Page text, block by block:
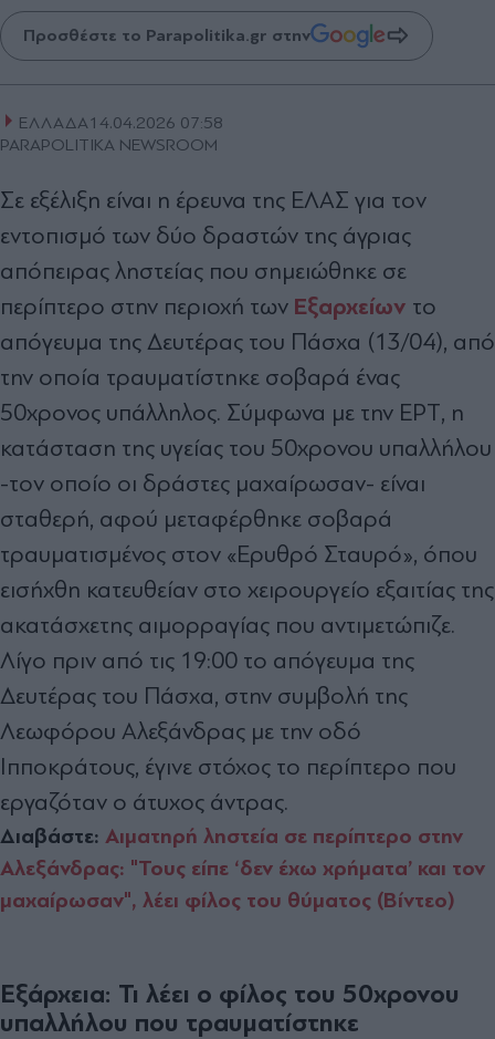
Προσθέστε το Parapolitika.gr στην
ΕΛΛΑΔΑ14.04.2026 07:58
PARAPOLITIKA NEWSROOM
Σε εξέλιξη είναι η έρευνα της ΕΛΑΣ για τον
εντοπισμό των δύο δραστών της άγριας
απόπειρας ληστείας που σημειώθηκε σε
περίπτερο στην περιοχή των Εξαρχείων το
απόγευμα της Δευτέρας του Πάσχα (13/04), από
την οποία τραυματίστηκε σοβαρά ένας
50χρονος υπάλληλος. Σύμφωνα με την ΕΡΤ, η
κατάσταση της υγείας του 50χρονου υπαλλήλου
-τον οποίο οι δράστες μαχαίρωσαν- είναι
σταθερή, αφού μεταφέρθηκε σοβαρά
τραυματισμένος στον «Ερυθρό Σταυρό», όπου
εισήχθη κατευθείαν στο χειρουργείο εξαιτίας της
ακατάσχετης αιμορραγίας που αντιμετώπιζε.
Λίγο πριν από τις 19:00 το απόγευμα της
Δευτέρας του Πάσχα, στην συμβολή της
Λεωφόρου Αλεξάνδρας με την οδό
Ιπποκράτους, έγινε στόχος το περίπτερο που
εργαζόταν ο άτυχος άντρας.
Διαβάστε: Αιματηρή ληστεία σε περίπτερο στην
Αλεξάνδρας: "Τους είπε ‘δεν έχω χρήματα’ και τον
μαχαίρωσαν", λέει φίλος του θύματος (Βίντεο)
Εξάρχεια: Τι λέει ο φίλος του 50χρονου
υπαλλήλου που τραυματίστηκε